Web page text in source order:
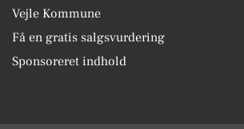
Vejle Kommune
Få en gratis salgsvurdering
Sponsoreret indhold